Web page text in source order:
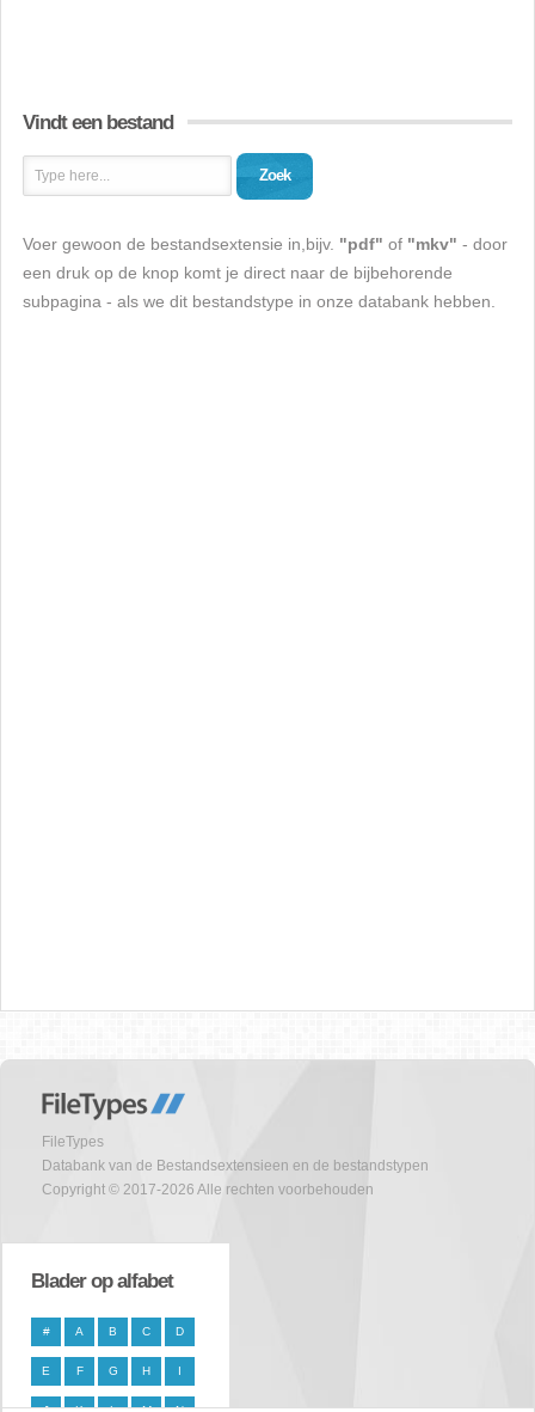
Vindt een bestand
Zoek
Voer gewoon de bestandsextensie in,bijv. "pdf" of "mkv" - door
een druk op de knop komt je direct naar de bijbehorende
subpagina - als we dit bestandstype in onze databank hebben.
FileTypes
Databank van de Bestandsextensieen en de bestandstypen
Copyright © 2017-2026 Alle rechten voorbehouden
Blader op alfabet
# A B C D
E F G H I